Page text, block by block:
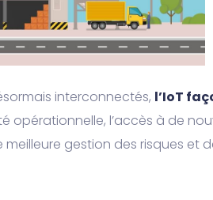
interconnectés, l’IoT
opérationnelle, l’accès à de
gestion des risques et